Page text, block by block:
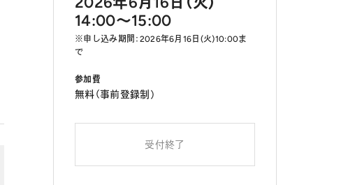
14:00～15:00
※申し込み期間：2026年6月16日(火)10:00ま
で
参加費
無料（事前登録制）
受付終了